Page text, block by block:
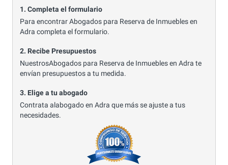
1. Completa el formulario
Para encontrar Abogados para Reserva de Inmuebles en
Adra completa el formulario.
2. Recibe Presupuestos
NuestrosAbogados para Reserva de Inmuebles en Adra te
envían presupuestos a tu medida.
3. Elige a tu abogado
Contrata alabogado en Adra que más se ajuste a tus
necesidades.